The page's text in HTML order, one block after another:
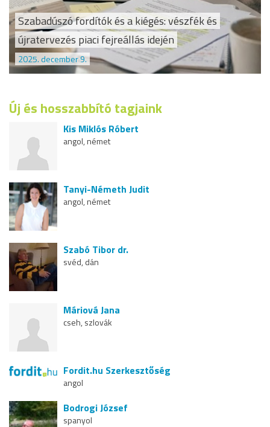
Szabadúszó fordítók és a kiégés: vészfék és
újratervezés piaci fejreállás idején
2025. december 9.
Új és hosszabbító tagjaink
Kis Miklós Róbert
angol, német
Tanyi-Németh Judit
angol, német
Szabó Tibor dr.
svéd, dán
Máriová Jana
cseh, szlovák
Fordit.hu Szerkesztőség
angol
Bodrogi József
spanyol